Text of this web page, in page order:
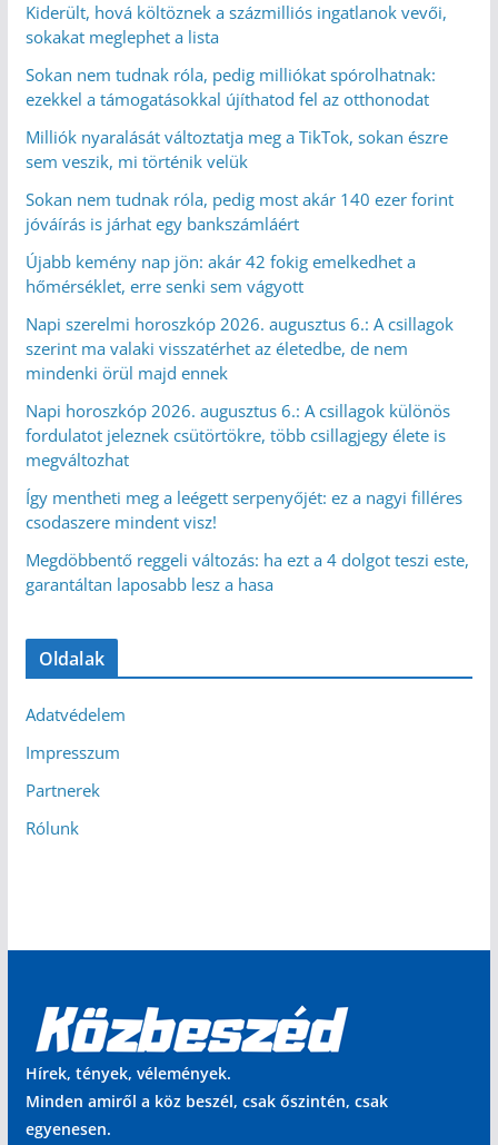
Kiderült, hová költöznek a százmilliós ingatlanok vevői,
sokakat meglephet a lista
Sokan nem tudnak róla, pedig milliókat spórolhatnak:
ezekkel a támogatásokkal újíthatod fel az otthonodat
Milliók nyaralását változtatja meg a TikTok, sokan észre
sem veszik, mi történik velük
Sokan nem tudnak róla, pedig most akár 140 ezer forint
jóváírás is járhat egy bankszámláért
Újabb kemény nap jön: akár 42 fokig emelkedhet a
hőmérséklet, erre senki sem vágyott
Napi szerelmi horoszkóp 2026. augusztus 6.: A csillagok
szerint ma valaki visszatérhet az életedbe, de nem
mindenki örül majd ennek
Napi horoszkóp 2026. augusztus 6.: A csillagok különös
fordulatot jeleznek csütörtökre, több csillagjegy élete is
megváltozhat
Így mentheti meg a leégett serpenyőjét: ez a nagyi filléres
csodaszere mindent visz!
Megdöbbentő reggeli változás: ha ezt a 4 dolgot teszi este,
garantáltan laposabb lesz a hasa
Oldalak
Adatvédelem
Impresszum
Partnerek
Rólunk
Hírek, tények, vélemények.
Minden amiről a köz beszél, csak őszintén, csak
egyenesen.